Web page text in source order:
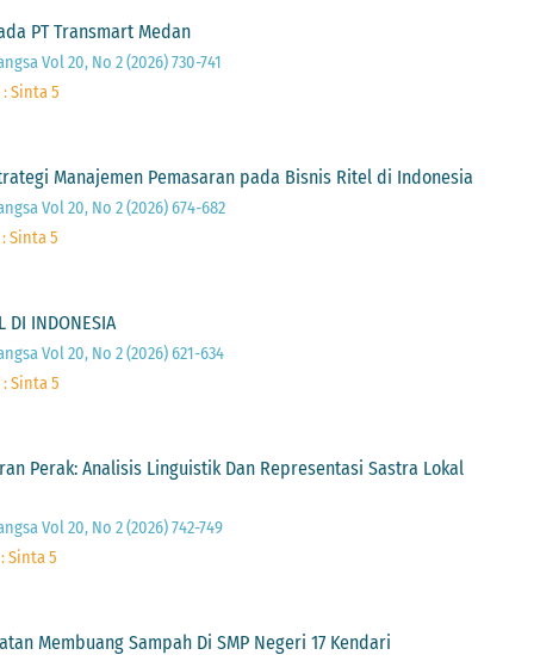
PT Transmart Medan
Vol 20, No 2 (2026) 730-741
Sinta 5
Manajemen Pemasaran pada Bisnis Ritel di Indonesia
Vol 20, No 2 (2026) 674-682
Sinta 5
DI INDONESIA
Vol 20, No 2 (2026) 621-634
Sinta 5
Perak: Analisis Linguistik Dan Representasi Sastra Lokal
Vol 20, No 2 (2026) 742-749
Sinta 5
Membuang Sampah Di SMP Negeri 17 Kendari